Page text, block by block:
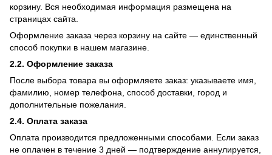
корзину. Вся необходимая информация размещена на
страницах сайта.
Оформление заказа через корзину на сайте — единственный
способ покупки в нашем магазине.
2.2. Оформление заказа
После выбора товара вы оформляете заказ: указываете имя,
фамилию, номер телефона, способ доставки, город и
дополнительные пожелания.
2.4. Оплата заказа
Оплата производится предложенными способами. Если заказ
не оплачен в течение 3 дней — подтверждение аннулируется,